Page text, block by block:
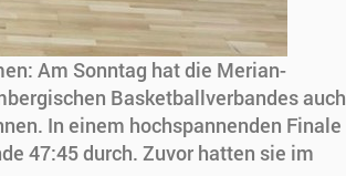
Am Sonntag hat die Merian-
Basketballverbandes auch
In einem hochspannenden Finale
47:45 durch. Zuvor hatten sie im